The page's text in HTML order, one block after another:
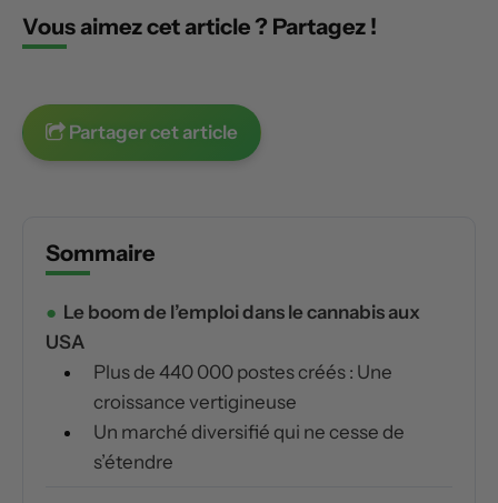
Vous aimez cet article ? Partagez !
Partager cet article
Sommaire
Le boom de l’emploi dans le cannabis aux
USA
Plus de 440 000 postes créés : Une
croissance vertigineuse
Un marché diversifié qui ne cesse de
s’étendre